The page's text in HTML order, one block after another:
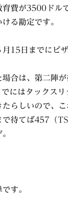
育費が3500ドル
る勘定です。
月15日までにビ
場合は、第二陣
にはタックス
たらしいので、
で待てば457（
す。